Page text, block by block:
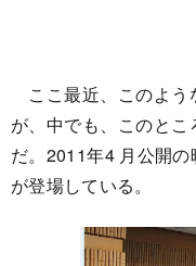
ここ最近、このよう
が、中でも、このとこ
だ。2011年4 月公開
が登場している。